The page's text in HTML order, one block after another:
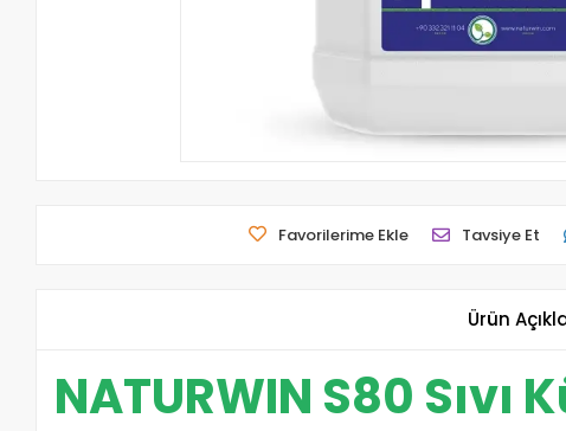
Favorilerime Ekle Tavsiye Et
Ürün
NATURWIN S80 Sıvı